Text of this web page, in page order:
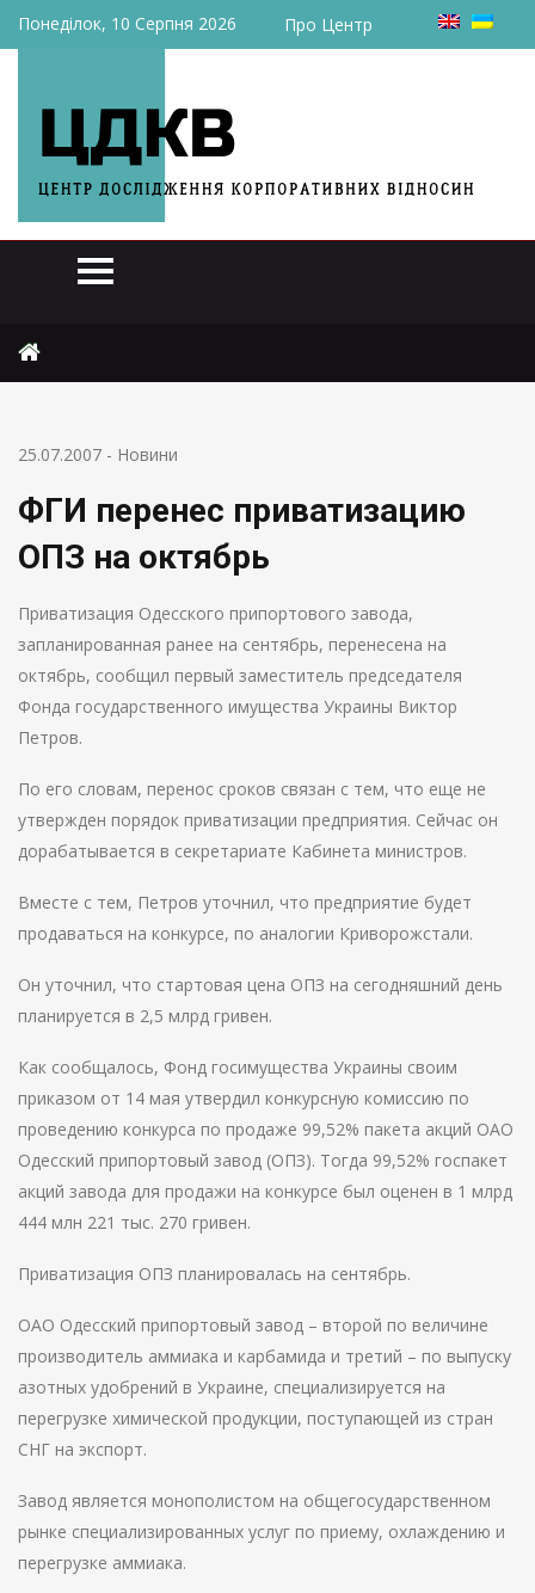
Понеділок, 10 Серпня 2026 Про Центр
ФГИ перенес приватизацию ОПЗ на октябрь
25.07.2007 - Новини
ФГИ перенес приватизацию
ОПЗ на октябрь
Приватизация Одесского припортового завода,
запланированная ранее на сентябрь, перенесена на
октябрь, сообщил первый заместитель председателя
Фонда государственного имущества Украины Виктор
Петров.
По его словам, перенос сроков связан с тем, что еще не
утвержден порядок приватизации предприятия. Сейчас он
дорабатывается в секретариате Кабинета министров.
Вместе с тем, Петров уточнил, что предприятие будет
продаваться на конкурсе, по аналогии Криворожстали.
Он уточнил, что стартовая цена ОПЗ на сегодняшний день
планируется в 2,5 млрд гривен.
Как сообщалось, Фонд госимущества Украины своим
приказом от 14 мая утвердил конкурсную комиссию по
проведению конкурса по продаже 99,52% пакета акций ОАО
Одесский припортовый завод (ОПЗ). Тогда 99,52% госпакет
акций завода для продажи на конкурсе был оценен в 1 млрд
444 млн 221 тыс. 270 гривен.
Приватизация ОПЗ планировалась на сентябрь.
ОАО Одесский припортовый завод – второй по величине
производитель аммиака и карбамида и третий – по выпуску
азотных удобрений в Украине, специализируется на
перегрузке химической продукции, поступающей из стран
СНГ на экспорт.
Завод является монополистом на общегосударственном
рынке специализированных услуг по приему, охлаждению и
перегрузке аммиака.